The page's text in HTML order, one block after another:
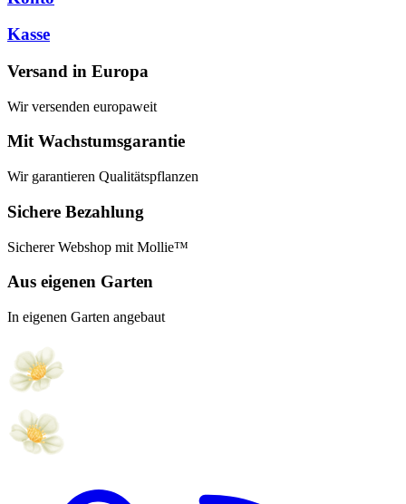
Kasse
Versand in Europa
Wir versenden europaweit
Mit Wachstumsgarantie
Wir garantieren Qualitätspflanzen
Sichere Bezahlung
Sicherer Webshop mit Mollie™
Aus eigenen Garten
In eigenen Garten angebaut